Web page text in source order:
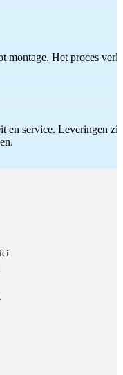
Het proces
en service. Leveringen